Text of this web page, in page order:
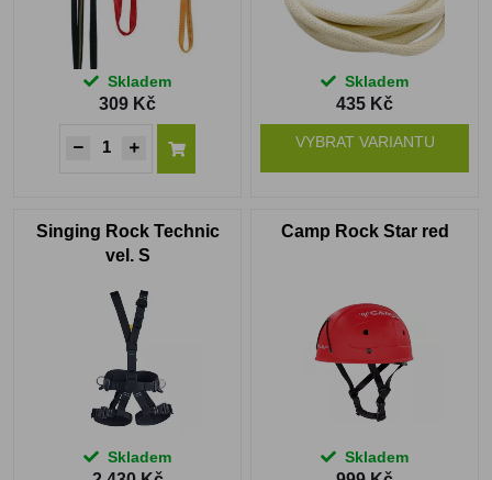
Skladem
309 Kč
Skladem
435 Kč
VYBRAT VARIANTU
Singing Rock Technic
vel. S
Skladem
Camp Rock Star red
Skladem